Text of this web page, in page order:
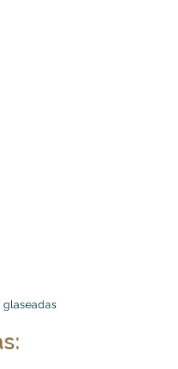
glaseadas